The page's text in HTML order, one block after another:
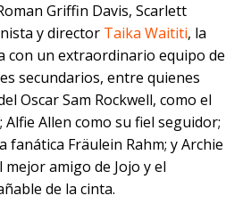
Griffin Davis, Scarlett
y director Taika Waititi, la
con un extraordinario equipo de
secundarios, entre quienes
Oscar Sam Rockwell, como el
Allen como su fiel seguidor;
fanática Fräulein Rahm; y Archie
mejor amigo de Jojo y el
de la cinta.